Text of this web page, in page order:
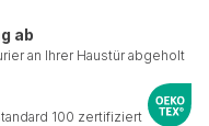
ab
an Ihrer Haustür abgeholt
100 zertifiziert